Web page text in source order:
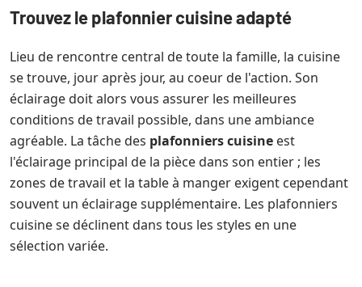
Trouvez le plafonnier cuisine adapté
Lieu de rencontre central de toute la famille, la cuisine
se trouve, jour après jour, au coeur de l'action. Son
éclairage doit alors vous assurer les meilleures
conditions de travail possible, dans une ambiance
agréable. La tâche des plafonniers cuisine est
l'éclairage principal de la pièce dans son entier ; les
zones de travail et la table à manger exigent cependant
souvent un éclairage supplémentaire. Les plafonniers
cuisine se déclinent dans tous les styles en une
sélection variée.